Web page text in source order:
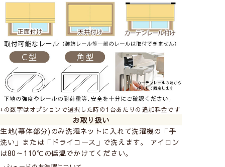
レースカーテンの透け感の比較
+の数字はオプションで選択した時の1台あたりの追加料金です
お取り扱い
生地(幕体部分)のみ洗濯ネットに入れて洗濯機の「手
洗い」または「ドライコース」で洗えます。 アイロン
は80～110℃の低温でかけてください。